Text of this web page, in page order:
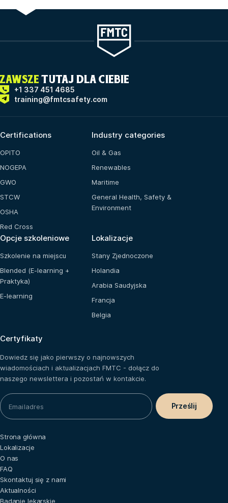
ZAWSZE TUTAJ DLA CIEBIE
+1 337 451 4685
training@fmtcsafety.com
Certifications
OPITO
NOGEPA
GWO
STCW
OSHA
Red Cross
Industry categories
Oil & Gas
Renewables
Maritime
General Health, Safety &
Environment
Opcje szkoleniowe
Szkolenie na miejscu
Blended (E-learning +
Praktyka)
E-learning
Lokalizacje
Stany Zjednoczone
Holandia
Arabia Saudyjska
Francja
Belgia
Certyfikaty
Dowiedz się jako pierwszy o najnowszych
wiadomościach i aktualizacjach FMTC - dołącz do
naszego newslettera i pozostań w kontakcie.
Strona główna
Lokalizacje
O nas
FAQ
Skontaktuj się z nami
Aktualności
Badanie lekarskie